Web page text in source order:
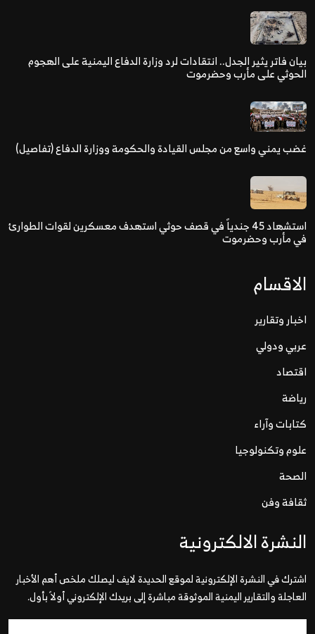
بيان فاتر يثير الجدل.. انتقادات لرد وزارة الدفاع اليمنية على الهجوم
الحوثي على مأرب وحضرموت
غضب يمني واسع من مجلس القيادة والحكومة ووزارة الدفاع (تفاصيل)
استشهاد 45 جندياً في قصف حوثي استهدف معسكرين لقوات الطوارئ
في مأرب وحضرموت
الاقسام
اخبار وتقارير
عربي ودولي
اقتصاد
رياضة
كتابات وآراء
علوم وتكنولوجيا
الصحة
ثقافة وفن
النشرة الالكترونية
اشترك في النشرة الإلكترونية لموقع الحديدة لايف ليصلك ملخص أهم الأخبار
العاجلة والتقارير اليمنية الموثوقة مباشرة إلى بريدك الإلكتروني أولاً بأول.